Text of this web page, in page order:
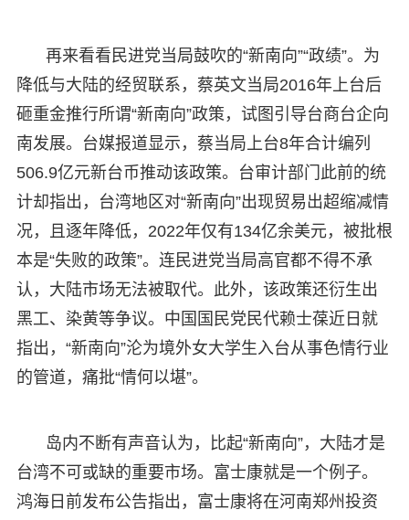
再来看看民进党当局鼓吹的“新南向”“政绩”。为
降低与大陆的经贸联系，蔡英文当局2016年上台后
砸重金推行所谓“新南向”政策，试图引导台商台企向
南发展。台媒报道显示，蔡当局上台8年合计编列
506.9亿元新台币推动该政策。台审计部门此前的统
计却指出，台湾地区对“新南向”出现贸易出超缩减情
况，且逐年降低，2022年仅有134亿余美元，被批根
本是“失败的政策”。连民进党当局高官都不得不承
认，大陆市场无法被取代。此外，该政策还衍生出
黑工、染黄等争议。中国国民党民代赖士葆近日就
指出，“新南向”沦为境外女大学生入台从事色情行业
的管道，痛批“情何以堪”。
岛内不断有声音认为，比起“新南向”，大陆才是
台湾不可或缺的重要市场。富士康就是一个例子。
鸿海日前发布公告指出，富士康将在河南郑州投资